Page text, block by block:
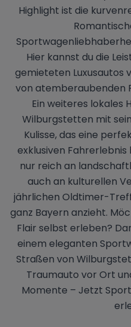
Highlight ist die
Hier kannst du die
gemieteten Luxusautos
von atemberaubenden
Ein weiteres lokales
Wilburgstetten mit
Kulisse, das eine
exklusiven
nur reich an
auch an kulturellen
jährlichen Oldtimer-
ganz Bayern anzieht.
Flair selbst erleben?
einem eleganten
Straßen von
Traumauto vor Ort
Momente – Jetzt